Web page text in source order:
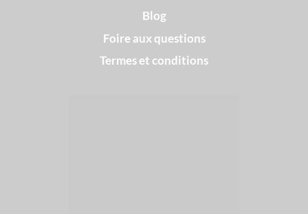
Blog
Foire aux questions
Termes et conditions